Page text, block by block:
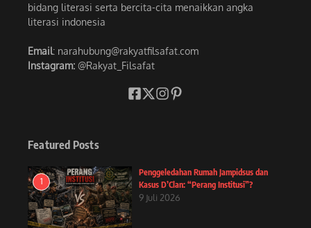
bidang literasi serta bercita-cita menaikkan angka
literasi indonesia
Email: narahubung@rakyatfilsafat.com
Instagram: @Rakyat_Filsafat
Featured Posts
1
Penggeledahan Rumah Jampidsus dan
Kasus D’Clan: “Perang Institusi”?
9 Juli 2026